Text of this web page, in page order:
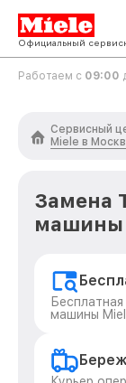
Официальный
Работаем с 09:00
Сервисный
Miele в
Замена
машины
машины